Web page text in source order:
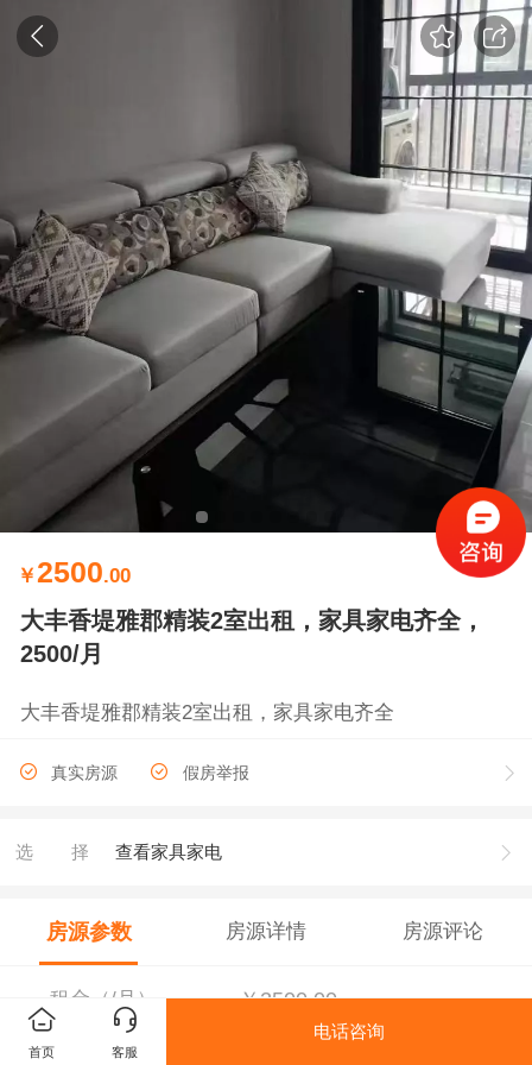
￥2500.00
大丰香堤雅郡精装2室出租，家具家电齐全，
2500/月
大丰香堤雅郡精装2室出租，家具家电齐全
真实房源 假房举报
选择 查看家具家电
房源参数 房源详情 房源评论
租金（/月） ￥2500.00
首页 客服
电话咨询